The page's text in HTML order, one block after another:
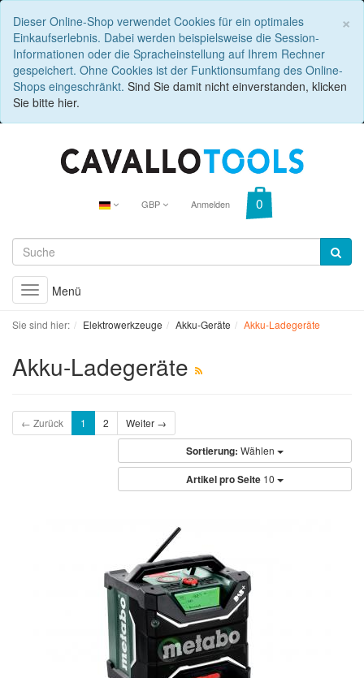
×
Dieser Online-Shop verwendet Cookies für ein optimales
Einkaufserlebnis. Dabei werden beispielsweise die Session-
Informationen oder die Spracheinstellung auf Ihrem Rechner
gespeichert. Ohne Cookies ist der Funktionsumfang des Online-
Shops eingeschränkt. Sind Sie damit nicht einverstanden, klicken
Sie bitte hier.
GBP Anmelden
Toggle
navigation
Menü
Sie sind hier: Elektrowerkzeuge Akku-Geräte Akku-Ladegeräte
Akku-Ladegeräte
← Zurück 1 2 Weiter →
Sortierung: Wählen
Artikel pro Seite 10